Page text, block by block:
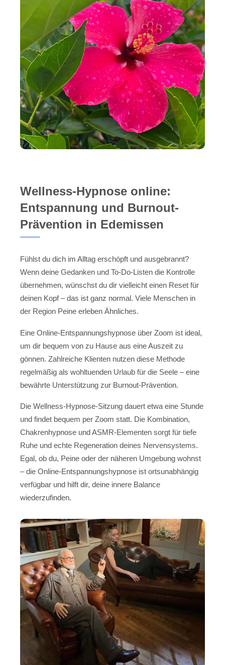
Wellness-Hypnose online:
Entspannung und Burnout-
Prävention in Edemissen
Fühlst du dich im Alltag erschöpft und ausgebrannt?
Wenn deine Gedanken und To-Do-Listen die Kontrolle
übernehmen, wünschst du dir vielleicht einen Reset für
deinen Kopf – das ist ganz normal. Viele Menschen in
der Region Peine erleben Ähnliches.
Eine Online-Entspannungshypnose über Zoom ist ideal,
um dir bequem von zu Hause aus eine Auszeit zu
gönnen. Zahlreiche Klienten nutzen diese Methode
regelmäßig als wohltuenden Urlaub für die Seele – eine
bewährte Unterstützung zur Burnout-Prävention.
Die Wellness-Hypnose-Sitzung dauert etwa eine Stunde
und findet bequem per Zoom statt. Die Kombination,
Chakrenhypnose und ASMR-Elementen sorgt für tiefe
Ruhe und echte Regeneration deines Nervensystems.
Egal, ob du, Peine oder der näheren Umgebung wohnst
– die Online-Entspannungshypnose ist ortsunabhängig
verfügbar und hilft dir, deine innere Balance
wiederzufinden.